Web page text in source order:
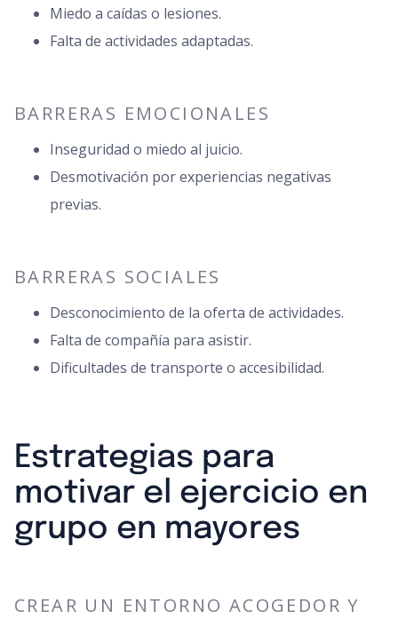
Miedo a caídas o lesiones.
Falta de actividades adaptadas.
BARRERAS EMOCIONALES
Inseguridad o miedo al juicio.
Desmotivación por experiencias negativas
previas.
BARRERAS SOCIALES
Desconocimiento de la oferta de actividades.
Falta de compañía para asistir.
Dificultades de transporte o accesibilidad.
Estrategias para
motivar el ejercicio en
grupo en mayores
CREAR UN ENTORNO ACOGEDOR Y